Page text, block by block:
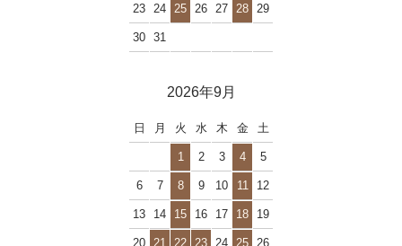
23 24 25 26 27 28 29
30 31
2026年9月
日 月 火 水 木 金 土
1 2 3 4 5
6 7 8 9 10 11 12
13 14 15 16 17 18 19
20 21 22 23 24 25 26